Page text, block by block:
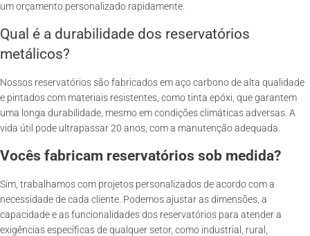
um orçamento personalizado rapidamente.
Qual é a durabilidade dos reservatórios
metálicos?
Nossos reservatórios são fabricados em aço carbono de alta qualidade
e pintados com materiais resistentes, como tinta epóxi, que garantem
uma longa durabilidade, mesmo em condições climáticas adversas. A
vida útil pode ultrapassar 20 anos, com a manutenção adequada.
Vocês fabricam reservatórios sob medida?
Sim, trabalhamos com projetos personalizados de acordo com a
necessidade de cada cliente. Podemos ajustar as dimensões, a
capacidade e as funcionalidades dos reservatórios para atender a
exigências específicas de qualquer setor, como industrial, rural,